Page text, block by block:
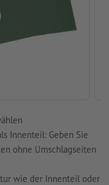
Innenteil: Geben Sie
ohne Umschlagseiten
wie der Innenteil oder